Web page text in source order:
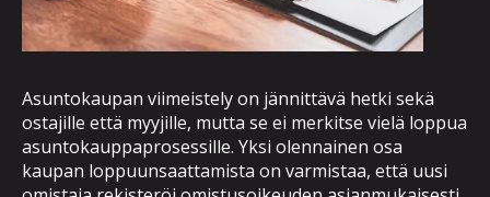
Asuntokaupan viimeistely on jännittävä hetki sekä
ostajille että myyjille, mutta se ei merkitse vielä loppua
asuntokauppaprosessille. Yksi olennainen osa
kaupan loppuunsaattamista on varmistaa, että uusi